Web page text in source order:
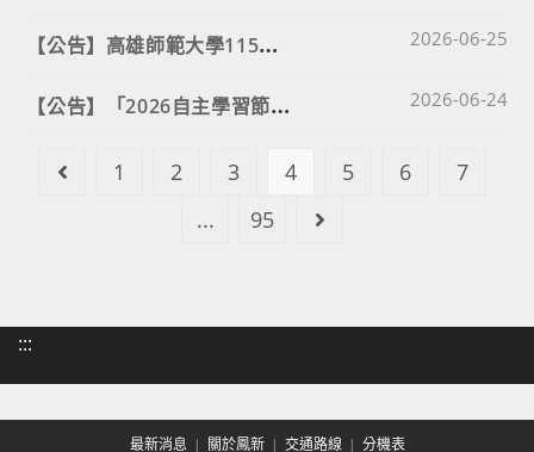
【
公告】高雄師範大學115年「教師在職進修生命教育專長增能學分班」招生簡章 Post published:
2026-06-25
【
公告】「2026自主學習節暨AI賦能教與學研討會」徵稿 Post published:
2026-06-24
Go to the previous page
1 2 3 4 5 6
7
...
95 Go to the next page
:::
最新消息 關於鳳新 交通路線 分機表